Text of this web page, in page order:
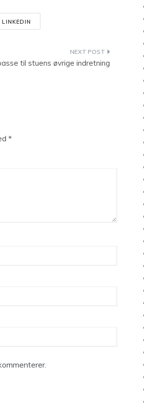
LINKEDIN
til stuens øvrige indretning
*